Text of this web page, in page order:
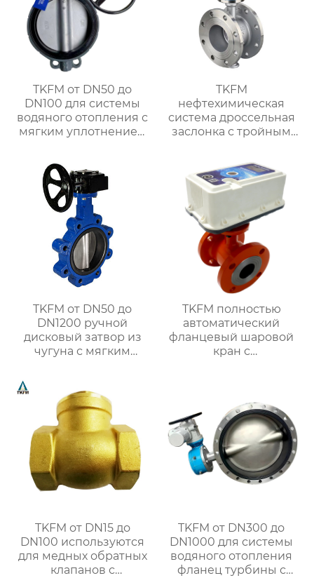
TKFM от DN50 до
DN100 для системы
водяного отопления с
мягким уплотнением
чугунной ручки
TKFM
нефтехимическая
система дроссельная
заслонка с тройным
фланцем из
нержавеющей стали
304 или 316
TKFM от DN50 до
DN1200 ручной
дисковый затвор из
чугуна с мягким
отопления
TKFM полностью
автоматический
фланцевый шаровой
кран с
TKFM от DN15 до
DN100 используются
для медных обратных
клапанов с
TKFM от DN300 до
DN1000 для системы
водяного отопления
фланец турбины с